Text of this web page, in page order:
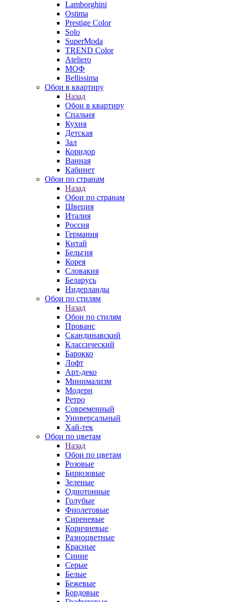
Lamborghini
Ostima
Prestige Color
Solo
SuperModa
TREND Color
Ateliero
МОФ
Bellissima
Обои в квартиру
Назад
Обои в квартиру
Спальня
Кухня
Детская
Зал
Коридор
Ванная
Кабинет
Обои по странам
Назад
Обои по странам
Швеция
Италия
Россия
Германия
Китай
Бельгия
Корея
Словакия
Беларусь
Нидерланды
Обои по стилям
Назад
Обои по стилям
Прованс
Скандинавский
Классический
Барокко
Лофт
Арт-деко
Минимализм
Модерн
Ретро
Современный
Универсальный
Хай-тек
Обои по цветам
Назад
Обои по цветам
Розовые
Бирюзовые
Зеленые
Однотонные
Голубые
Фиолетовые
Сиреневые
Коричневые
Разноцветные
Красные
Синие
Серые
Белые
Бежевые
Бордовые